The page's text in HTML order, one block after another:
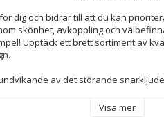
dig och bidrar till att du kan
skönhet, avkoppling och
Upptäck ett brett sortiment av
av det störande
Visa mer